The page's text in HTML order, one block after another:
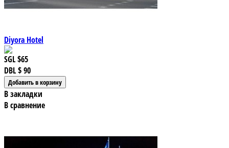
Diyora Hotel
SGL$65
DBL$ 90
В закладки
В сравнение